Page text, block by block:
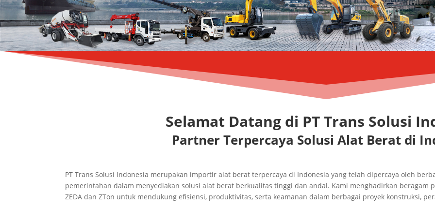
Selamat Datang di PT Trans Solusi
Partner Terpercaya Solusi Alat Berat di
PT Trans Solusi Indonesia merupakan importir alat berat terpercaya di Indonesia yang telah dipercaya oleh
pemerintahan dalam menyediakan solusi alat berat berkualitas tinggi dan andal. Kami menghadirkan
ZEDA dan ZTon untuk mendukung efisiensi, produktivitas, serta keamanan dalam berbagai proyek konstruksi,